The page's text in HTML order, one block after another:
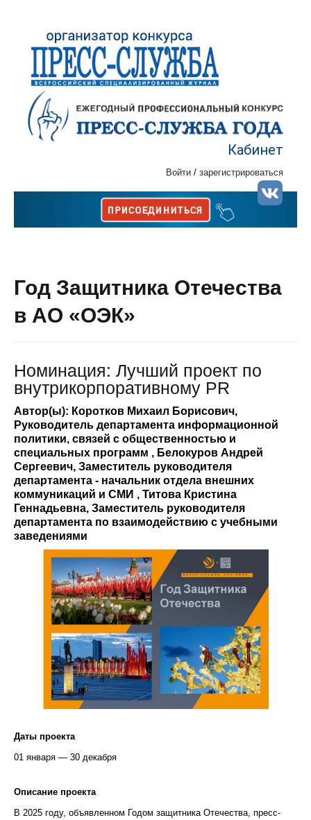
Кабинет
Войти / зарегистрироваться
Год Защитника Отечества
в АО «ОЭК»
Номинация: Лучший проект по
внутрикорпоративному PR
Автор(ы): Коротков Михаил Борисович,
Руководитель департамента информационной
политики, связей с общественностью и
специальных программ , Белокуров Андрей
Сергеевич, Заместитель руководителя
департамента - начальник отдела внешних
коммуникаций и СМИ , Титова Кристина
Геннадьевна, Заместитель руководителя
департамента по взаимодействию с учебными
заведениями
Даты проекта
01 января — 30 декабря
Описание проекта
В 2025 году, объявленном Годом защитника Отечества, пресс-